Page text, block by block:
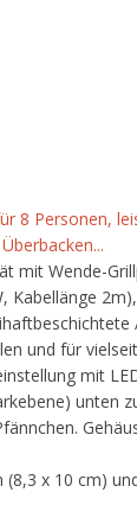
8 Personen,
mit Wende-
Kabellänge 2m),
und für
mit
unten
(8,3 x 10 cm)